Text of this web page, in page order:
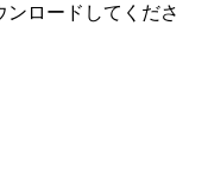
ンロードしてくださ